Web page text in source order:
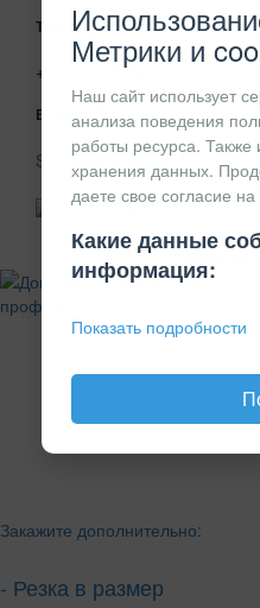
Телефон
+7 351 248-24-36
E-mail
SALE@RSI-LLC.RU
Давайте
Закажите дополнительно:
- Резка в размер
Метрики и
Наш сайт использует
анализа поведения
работы ресурса. Также
хранения данных.
даете свое согласие
Какие данные
информация:
Показать подробности